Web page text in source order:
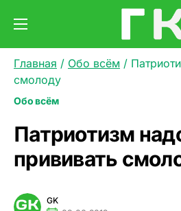
Главная / Обо всём /
смолоду
Обо всём
Патриотизм
прививать
GK